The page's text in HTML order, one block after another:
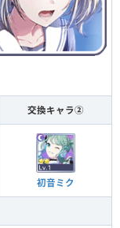
交換キャラ②
初音ミク